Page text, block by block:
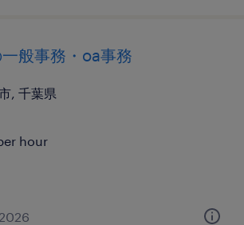
般事務・oa事務
, 千葉県
hour